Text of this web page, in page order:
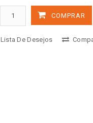
COMPRAR
Lista De Desejos